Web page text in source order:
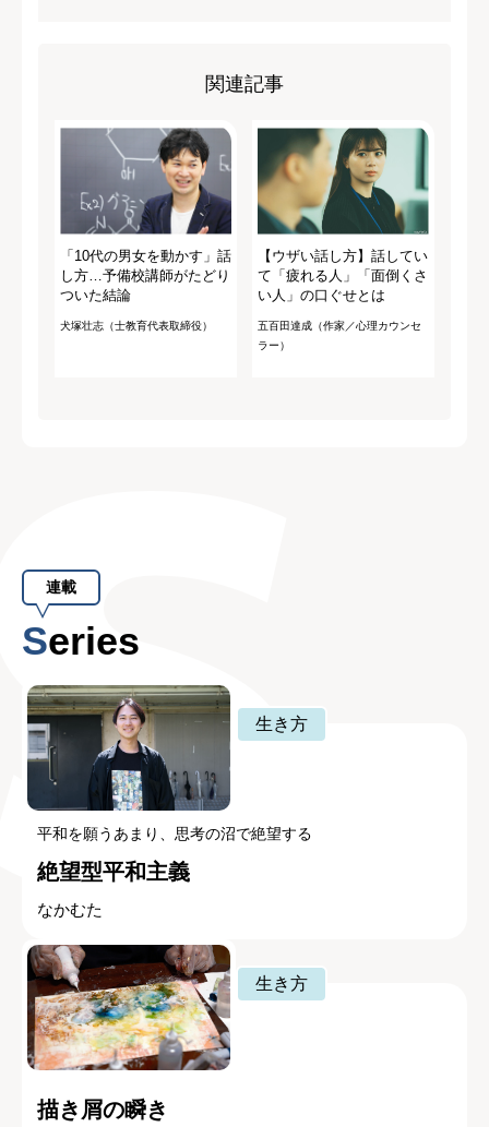
関連記事
「10代の男女を動かす」話
し方…予備校講師がたどり
ついた結論
犬塚壮志（士教育代表取締役）
【ウザい話し方】話してい
て「疲れる人」「面倒くさ
い人」の口ぐせとは
五百田達成（作家／心理カウンセ
ラー）
連載
Series
生き方
平和を願うあまり、思考の沼で絶望する
絶望型平和主義
なかむた
生き方
描き屑の瞬き